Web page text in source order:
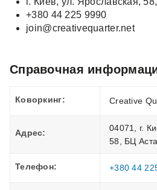
+380 44 225 9990
join@creativequarter.net
Справочная
Коворкинг: Creative
Адрес:
04071, г.
58, БЦ
Телефон: +380 44